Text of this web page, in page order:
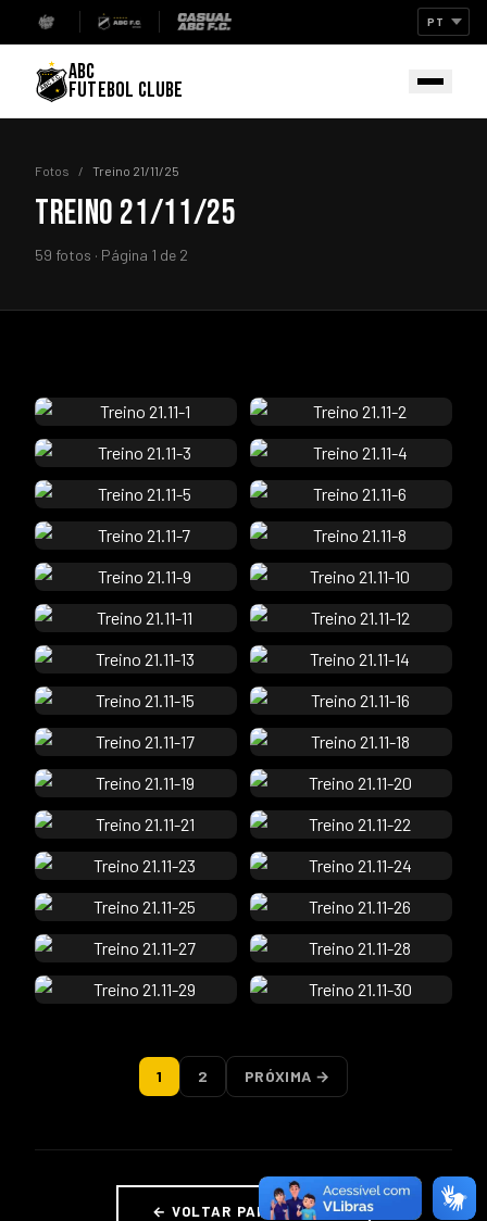
ABC
FUTEBOL CLUBE
Fotos / Treino 21/11/25
TREINO 21/11/25
59 fotos · Página 1 de 2
1 2 PRÓXIMA →
← VOLTAR PARA FOTOS